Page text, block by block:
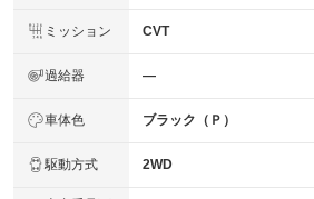
ミッション CVT
過給器 ―
車体色 ブラック（Ｐ）
駆動方式 2WD